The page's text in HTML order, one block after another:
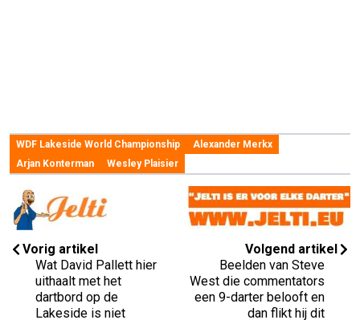
WDF Lakeside World Championship
Alexander Merkx
Arjan Konterman
Wesley Plaisier
Vorig artikel
Wat David Pallett hier
uithaalt met het
dartbord op de
Lakeside is niet
Volgend artikel
Beelden van Steve
West die commentators
een 9-darter belooft en
dan flikt hij dit